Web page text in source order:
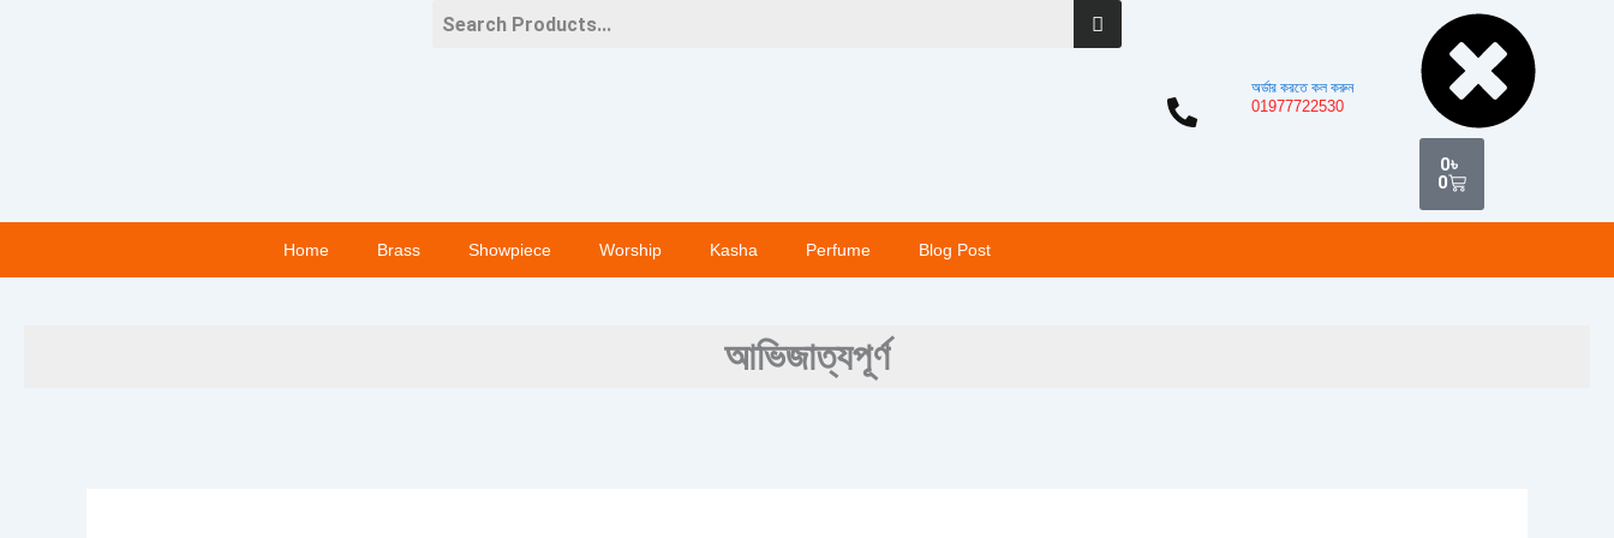
অর্ডার করতে কল করুন
01977722530
0৳
0
Cart
Home Brass Showpiece Worship Kasha Perfume Blog Post
আভিজাত্যপূর্ণ